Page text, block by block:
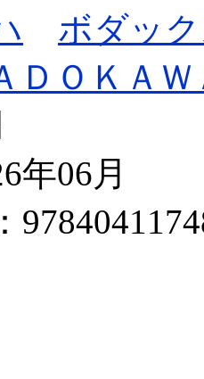
ボダッ
ＤＯＫＡＷ
年06月